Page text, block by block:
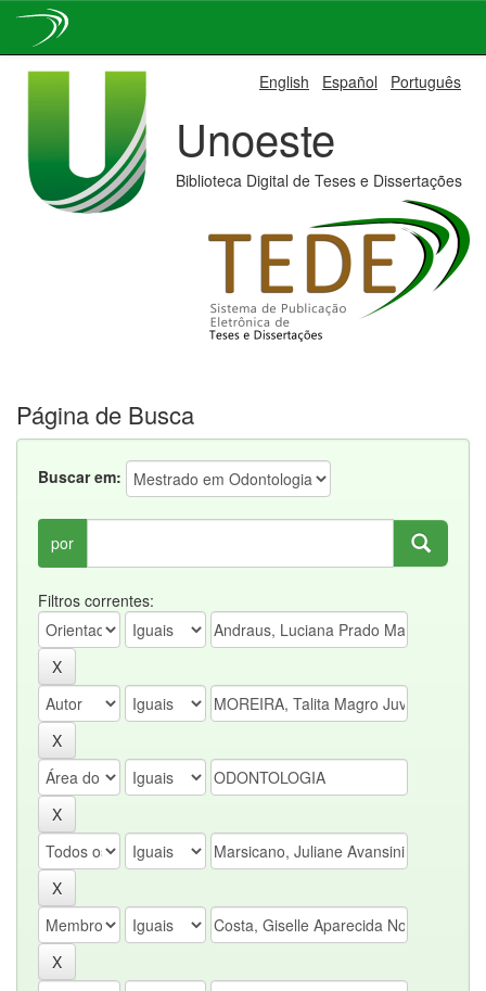
English Español Português
Unoeste
Biblioteca Digital de Teses e Dissertações
Página de Busca
Buscar em:
por
Filtros correntes: